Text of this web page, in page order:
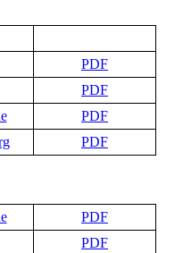
PDF
PDF
PDF
PDF
PDF
PDF